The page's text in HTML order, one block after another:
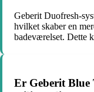
Geberit Duofresh-
hvilket skaber en
badeværelset. Dette
Er Geberit Blue